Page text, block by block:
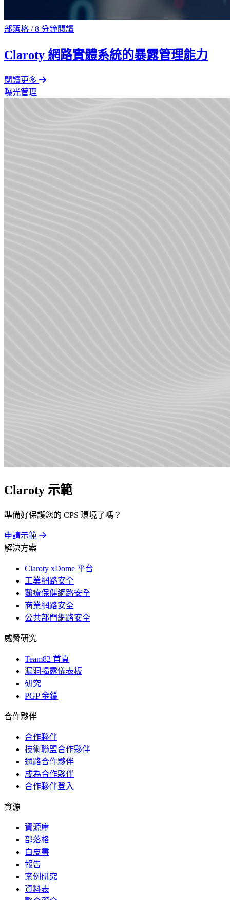
部落格 /8 分鐘閱讀
Claroty 網路實體系統的暴露管理能力
閱讀更多
曝光管理
Claroty 示範
準備好保護您的 CPS 環境了嗎？
申請示範
解決方案
Claroty xDome 平台
工業網路安全
醫療保健網路安全
商業網路安全
公共部門網路安全
威脅研究
Team82 首頁
漏洞揭露儀表板
研究
PGP 金鑰
合作夥伴
合作夥伴
技術聯盟合作夥伴
通路合作夥伴
成為合作夥伴
合作夥伴登入
資源
資源庫
部落格
白皮書
報告
案例研究
資料表